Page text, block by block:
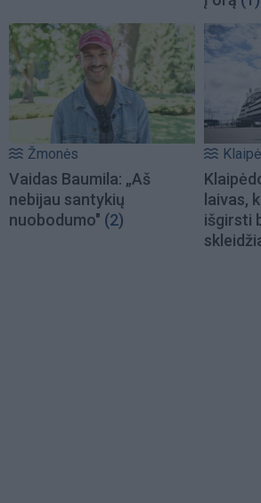
Žmonės
Vaidas Baumila: „Aš
nebijau santykių
nuobodumo" (2)
laivas,
išgirsti